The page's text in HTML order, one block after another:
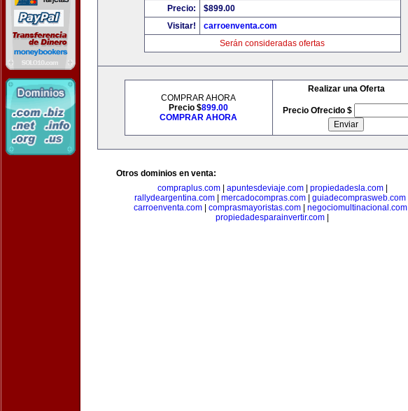
Precio:
$899.00
Visitar!
carroenventa.com
Serán consideradas ofertas
COMPRAR AHORA
Precio $899.00
COMPRAR AHORA
Realizar una Oferta
Precio Ofrecido $
Otros dominios en venta:
compraplus.com| apuntesdeviaje.com| propiedadesla.com|
rallydeargentina.com
mercadocompras.com guiadecomprasweb.com
carroenventa.com| comprasmayoristas.com| negociomultinacional.com|
propiedadesparainvertir.com